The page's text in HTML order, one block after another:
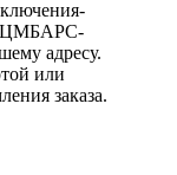
адресу.
или
заказа.